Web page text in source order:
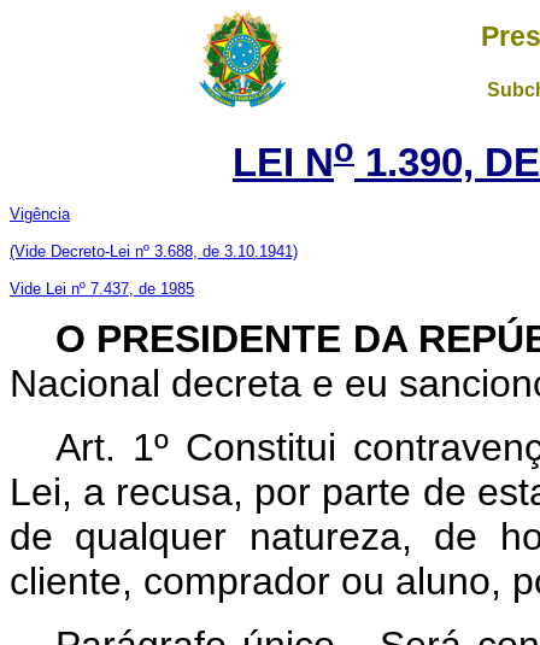
LEI No 1.390,
Vigência
(Vide Decreto-Lei nº 3.688, de 3.10.1941)
Vide Lei nº 7.437, de 1985
O PRESIDENTE DA
Nacional decreta e eu
Art. 1º Constitui
Lei, a recusa, por parte de
de qualquer natureza, de
cliente, comprador ou aluno,